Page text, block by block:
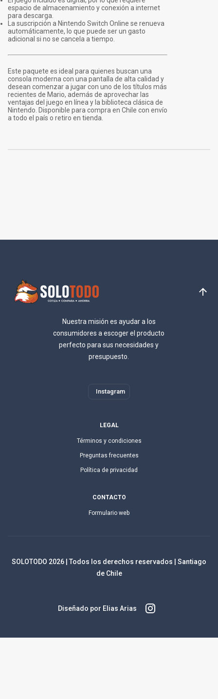
espacio de almacenamiento y conexión a internet
para descarga.
La suscripción a Nintendo Switch Online se renueva
automáticamente, lo que puede ser un gasto
adicional si no se cancela a tiempo.
Este paquete es ideal para quienes buscan una
consola moderna con una pantalla de alta calidad y
desean comenzar a jugar con uno de los títulos más
recientes de Mario, además de aprovechar las
ventajas del juego en línea y la biblioteca clásica de
Nintendo. Disponible para compra en Chile con envío
a todo el país o retiro en tienda.
Nuestra misión es ayudar a los
consumidores a escoger el producto
perfecto para sus necesidades y
presupuesto.
Instagram
LEGAL
Términos y condiciones
Preguntas frecuentes
Política de privacidad
CONTACTO
Formulario web
SOLOTODO 2026 | Todos los derechos reservados | Santiago
de Chile
Diseñado por Elias Arias